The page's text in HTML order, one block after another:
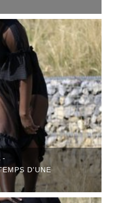
-
D'UNE